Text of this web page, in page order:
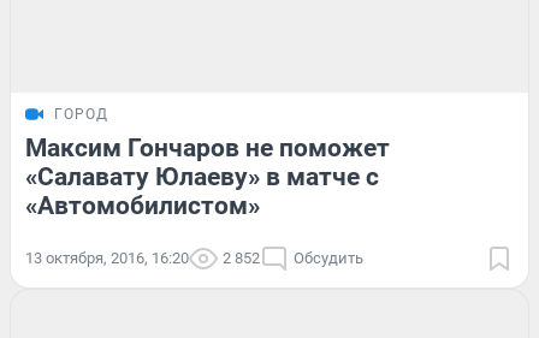
ГОРОД
Максим Гончаров не поможет
«Салавату Юлаеву» в матче с
«Автомобилистом»
13 октября, 2016, 16:20 2 852 Обсудить